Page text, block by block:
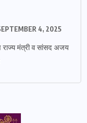
4, 2025
राज्य मंत्री व सांसद अजय